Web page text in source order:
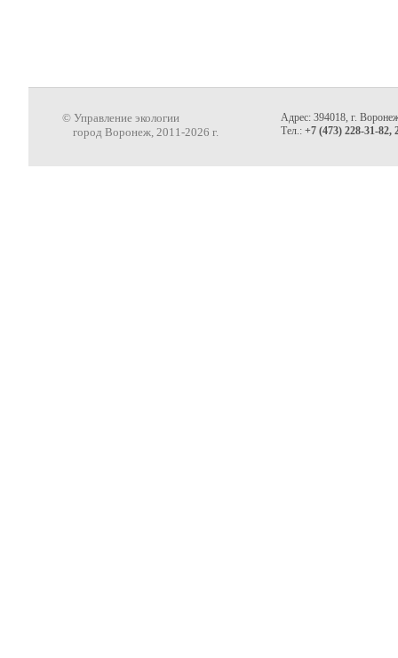
© Управление экологии
город Воронеж, 2011-2026 г.
Адрес: 394018, г.
Тел.: +7 (473) 228-31-82,